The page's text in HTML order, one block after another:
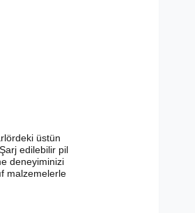
üstün
edilebilir pil
deneyiminizi
malzemelerle